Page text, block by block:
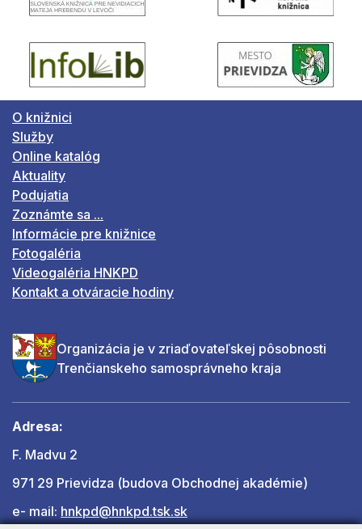
O knižnici
Služby
Online katalóg
Aktuality
Podujatia
Zoznámte sa ...
Informácie pre knižnice
Fotogaléria
Videogaléria HNKPD
Kontakt a otváracie hodiny
Organizácia je v zriaďovateľskej pôsobnosti
Trenčianskeho samosprávneho kraja
Adresa:
F. Madvu 2
971 29 Prievidza (budova Obchodnej akadémie)
e- mail: hnkpd@hnkpd.tsk.sk